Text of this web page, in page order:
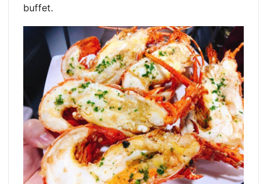
buffet.